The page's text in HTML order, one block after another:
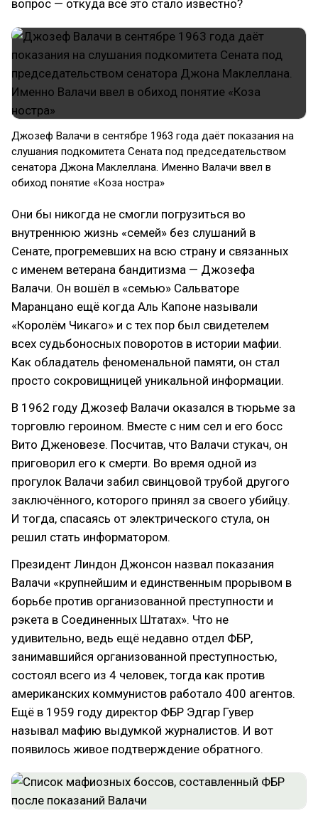
вопрос — откуда всё это стало известно?
Джозеф Валачи в сентябре 1963 года даёт показания на
слушания подкомитета Сената под председательством
сенатора Джона Маклеллана. Именно Валачи ввел в
обиход понятие «Коза ностра»
Они бы никогда не смогли погрузиться во
внутреннюю жизнь «семей» без слушаний в
Сенате, прогремевших на всю страну и связанных
с именем ветерана бандитизма — Джозефа
Валачи. Он вошёл в «семью» Сальваторе
Маранцано ещё когда Аль Капоне называли
«Королём Чикаго» и с тех пор был свидетелем
всех судьбоносных поворотов в истории мафии.
Как обладатель феноменальной памяти, он стал
просто сокровищницей уникальной информации.
В 1962 году Джозеф Валачи оказался в тюрьме за
торговлю героином. Вместе с ним сел и его босс
Вито Дженовезе. Посчитав, что Валачи стукач, он
приговорил его к смерти. Во время одной из
прогулок Валачи забил свинцовой трубой другого
заключённого, которого принял за своего убийцу.
И тогда, спасаясь от электрического стула, он
решил стать информатором.
Президент Линдон Джонсон назвал показания
Валачи «крупнейшим и единственным прорывом в
борьбе против организованной преступности и
рэкета в Соединенных Штатах». Что не
удивительно, ведь ещё недавно отдел ФБР,
занимавшийся организованной преступностью,
состоял всего из 4 человек, тогда как против
американских коммунистов работало 400 агентов.
Ещё в 1959 году директор ФБР Эдгар Гувер
называл мафию выдумкой журналистов. И вот
появилось живое подтверждение обратного.